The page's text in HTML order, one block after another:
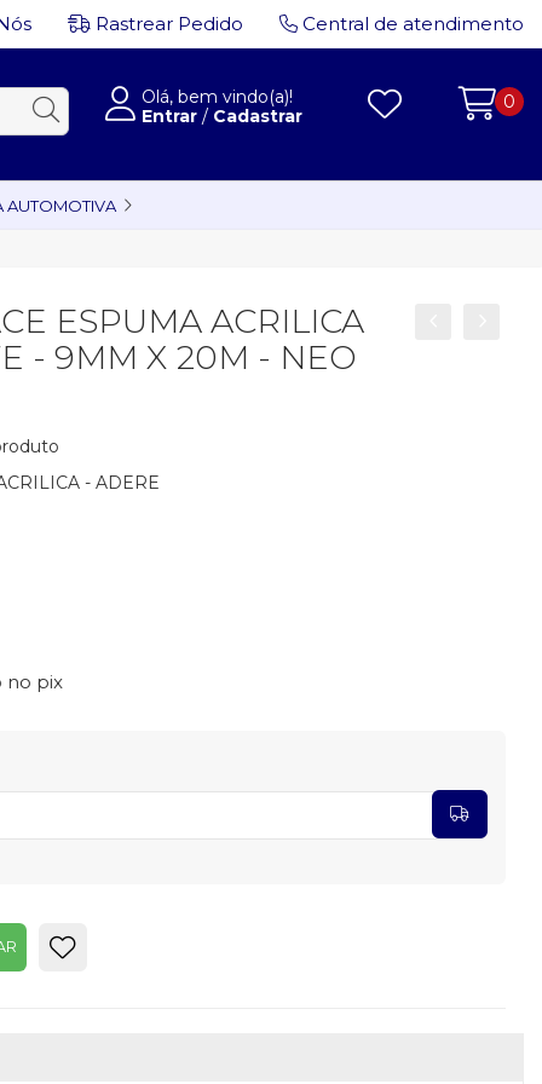
Rastrear Pedido Central de atendimento
Olá, bem vindo(a)!
Entrar / Cadastrar
0
AUTOMOTIVA
ESPUMA ACRILICA
- 9MM X 20M - NEO
- ADERE
no pix